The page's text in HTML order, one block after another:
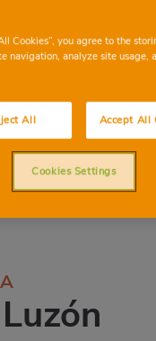
Cookies”, you agree to the
navigation, analyze site usage,
All Accept All
Cookies Settings